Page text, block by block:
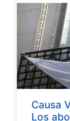
Causa
Los